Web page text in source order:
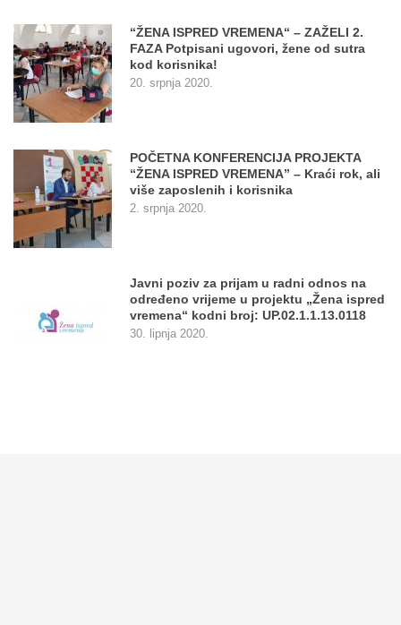
“ŽENA ISPRED VREMENA“ – ZAŽELI 2.
FAZA Potpisani ugovori, žene od sutra
kod korisnika!
20. srpnja 2020.
POČETNA KONFERENCIJA PROJEKTA
“ŽENA ISPRED VREMENA” – Kraći rok, ali
više zaposlenih i korisnika
2. srpnja 2020.
Javni poziv za prijam u radni odnos na
određeno vrijeme u projektu „Žena ispred
vremena“ kodni broj: UP.02.1.1.13.0118
30. lipnja 2020.